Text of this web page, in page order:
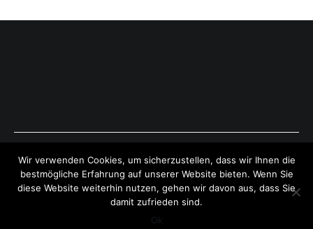
Copyright © 2026ExpressAntworten.com. All rights reserved.
Theme:Cenote by ThemeGrill. Powered byWordPress .
Wir verwenden Cookies, um sicherzustellen, dass wir Ihnen die
bestmögliche Erfahrung auf unserer Website bieten. Wenn Sie
diese Website weiterhin nutzen, gehen wir davon aus, dass Sie
damit zufrieden sind.
Ok